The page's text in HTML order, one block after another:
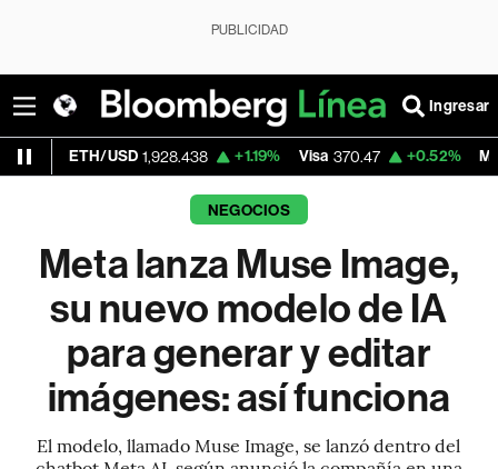
PUBLICIDAD
Ingresar
1,928.438 +1.19% Visa 370.47 +0.52% MercadoLibre
NEGOCIOS
Meta lanza Muse Image,
su nuevo modelo de IA
para generar y editar
imágenes: así funciona
El modelo, llamado Muse Image, se lanzó dentro del